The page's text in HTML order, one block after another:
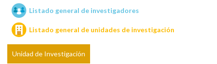
Unidades de investigación
Listado general de investigadores
Listado general de unidades de investigación
Unidad de Investigación